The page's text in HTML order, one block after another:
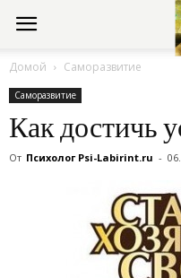
Консультации
психолога
Домой Саморазвитие
Саморазвитие
Как достичь
От Психолог Psi-Labirint.ru -